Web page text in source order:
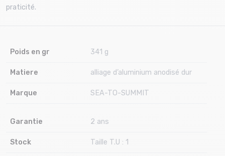
praticité.
Poids en gr 341 g
Matiere alliage d’aluminium anodisé dur
Marque SEA-TO-SUMMIT
Garantie 2 ans
Stock Taille T.U : 1